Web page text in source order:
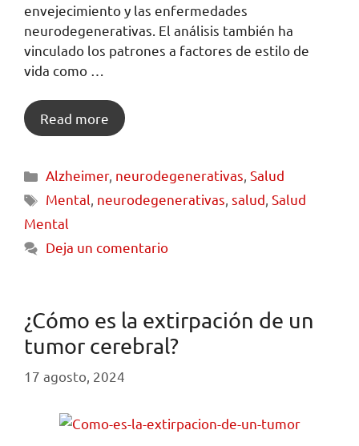
envejecimiento y las enfermedades
neurodegenerativas. El análisis también ha
vinculado los patrones a factores de estilo de
vida como …
Read more
Alzheimer, neurodegenerativas,Salud
Mental, neurodegenerativas,salud,Salud
Mental
Deja un comentario
¿Cómo es la extirpación de un
tumor cerebral?
17 agosto, 2024